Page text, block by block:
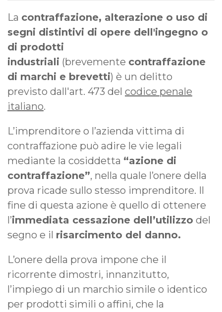
La contraffazione, alterazione o uso di
segni distintivi di opere dell'ingegno o
di prodotti
industriali (brevemente contraffazione
di marchi e brevetti) è un delitto
previsto dall'art. 473 del codice penale
italiano.
L’imprenditore o l’azienda vittima di
contraffazione può adire le vie legali
mediante la cosiddetta “azione di
contraffazione”, nella quale l’onere della
prova ricade sullo stesso imprenditore. Il
fine di questa azione è quello di ottenere
l’immediata cessazione dell’utilizzo del
segno e il risarcimento del danno.
L’onere della prova impone che il
ricorrente dimostri, innanzitutto,
l’impiego di un marchio simile o identico
per prodotti simili o affini, che la